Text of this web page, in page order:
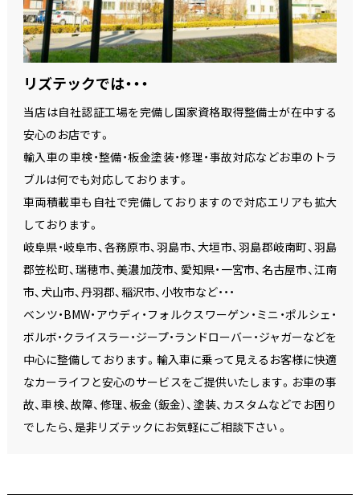
リズテックでは・・・
当店は自社認証工場を完備し国家資格取得整備士が在中する
安心のお店です。
輸入車の車検・整備・板金塗装・修理・事故対応などお車のトラ
ブルは何でも対応しております。
車両積載車も自社で完備しておりますので対応エリアも拡大
しております。
岐阜県・岐阜市、各務原市、羽島市、大垣市、羽島郡岐南町、羽島
郡笠松町、瑞穂市、美濃加茂市、愛知県・一宮市、名古屋市、江南
市、犬山市、丹羽郡、稲沢市、小牧市など・・・
ベンツ・BMW・アウディ・フォルクスワーゲン・ミニ・ポルシェ・
ボルボ・クライスラー・ジープ・ランドローバー・ジャガーなどを
中心に整備しております。輸入車に乗って見えるお客様に快適
なカーライフと安心のサービスをご提供いたします。お車の事
故、車検、故障、修理、板金（鈑金）、塗装、カスタムなどでお困り
でしたら、是非リズテックにお気軽にご相談下さい 。